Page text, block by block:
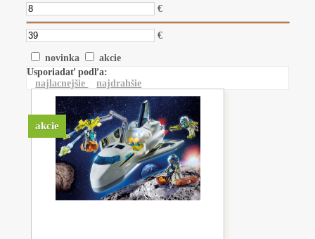
€
€
novinka
akcie
Usporiadať podľa:
najlacnejšie
najdrahšie
akcie